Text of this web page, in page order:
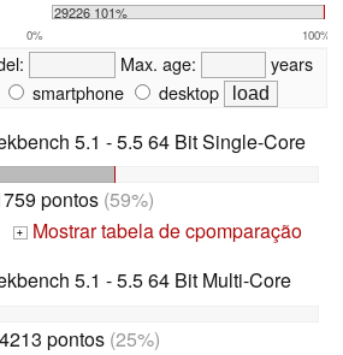
29226 101%
0% 100%
Max. age:
years
smartphone desktop
5.1 - 5.5 64 Bit Single-Core
pontos (59%)
+ Mostrar tabela de cpomparação
5.1 - 5.5 64 Bit Multi-Core
pontos(25%)